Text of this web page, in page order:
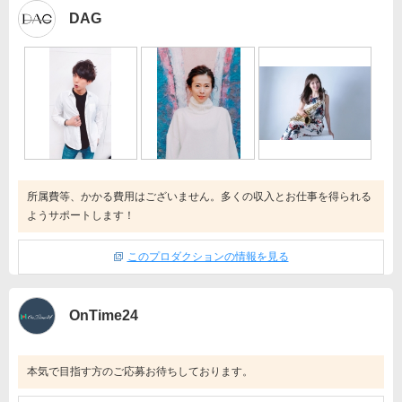
DAG
所属費等、かかる費用はございません。多くの収入とお仕事を得られる
ようサポートします！
このプロダクションの情報を見る
OnTime24
本気で目指す方のご応募お待ちしております。